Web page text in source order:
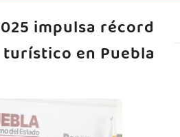
impulsa récord
en Puebla